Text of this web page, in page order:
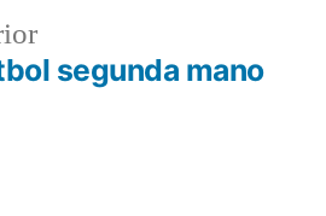
Entrada
anterior:
segunda mano